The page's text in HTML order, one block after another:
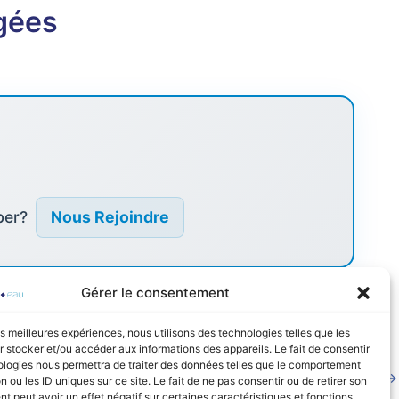
Gérer le consentement
meilleures expériences, nous utilisons des technologies telles que les
stocker et/ou accéder aux informations des appareils. Le fait de consentir
nous permettra de traiter des données telles que le comportement
ou les ID uniques sur ce site. Le fait de ne pas consentir ou de retirer son
Nous Rejoindre
Article suivant →